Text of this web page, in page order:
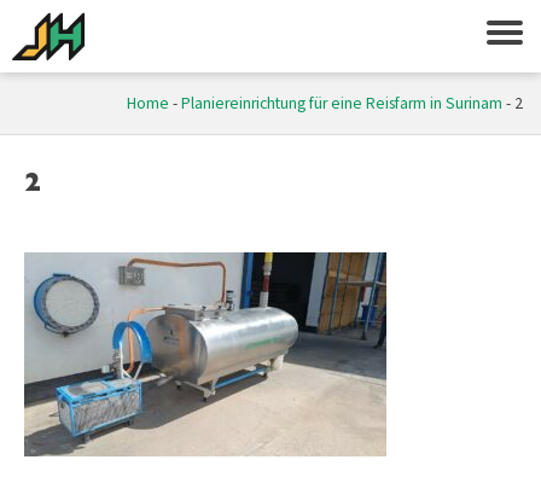
Home -Planiereinrichtung für eine Reisfarm in Surinam - 2
2